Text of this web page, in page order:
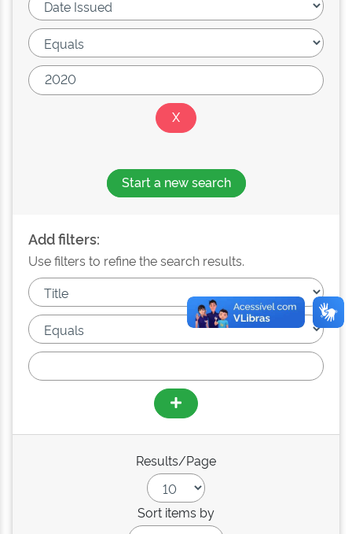
Start a new search
Add filters:
Use filters to refine the search results.
Results/Page
Sort items by